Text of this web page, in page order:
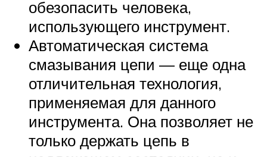
обезопасить человека,
использующего инструмент.
Автоматическая система
смазывания цепи — еще одна
отличительная технология,
применяемая для данного
инструмента. Она позволяет не
только держать цепь в